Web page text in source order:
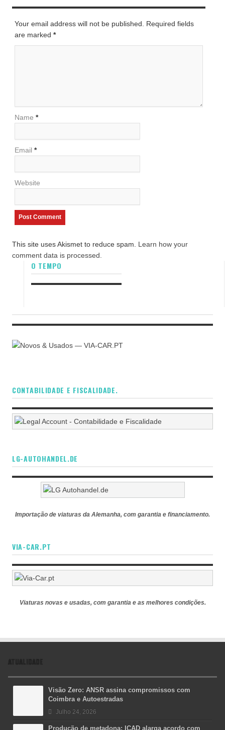
Your email address will not be published. Required fields
are marked *
Name *
Email *
Website
This site uses Akismet to reduce spam. Learn how your
comment data is processed.
O TEMPO
CONTABILIDADE E FISCALIDADE.
LG-AUTOHANDEL.DE
Importação de viaturas da Alemanha, com garantia e financiamento.
VIA-CAR.PT
Viaturas novas e usadas, com garantia e as melhores condições.
ATUALIDADE
Visão Zero: ANSR assina compromissos com
Coimbra e Autoestradas
Julho 24, 2026
Produção de metadona: ICAD alarga acordo com